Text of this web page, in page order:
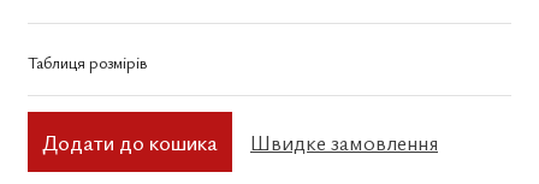
Таблиця розмірів
Додати до кошика Швидке замовлення